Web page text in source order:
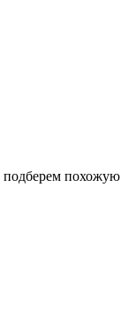
подберем похожую